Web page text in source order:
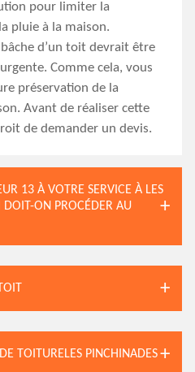
pour limiter la
pluie à la maison.
d’un toit devrait être
Comme cela, vous
préservation de la
Avant de réaliser cette
de demander un devis.
13 À VOTRE SERVICE À LES
ON PROCÉDER AU
TOITURELES PINCHINADES